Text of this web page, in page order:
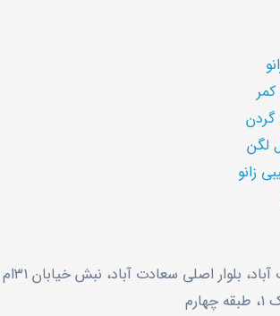
لگن
زانو
تهران، سعادت آباد، بلوار اصلی سعادت آباد، نبش خیابان ۳۱ام